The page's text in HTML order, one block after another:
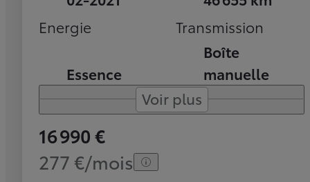
Energie
Essence
Transmission
Boîte
manuelle
Voir plus
16 990 €
277 €/mois